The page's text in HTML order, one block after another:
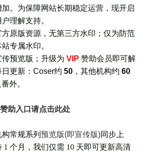
。为保障网站长期稳定运营，现开启
理解支持。
原版资源，无第三方水印；仅为防范
专属水印。
传预览版 ； 升级为 VIP 赞助会员即可解
更新： Coser约 50 ，其他机构约 60
番外。
助入口请点击此处
常规系列 预览版(即宣传版)同步上
1 个月，我们仅需 10 天即可更新高清